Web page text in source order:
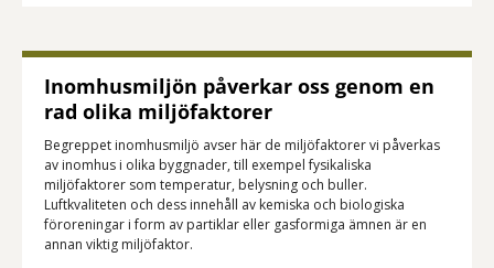
Inomhusmiljön påverkar oss genom en
rad olika miljöfaktorer
Begreppet inomhusmiljö avser här de miljöfaktorer vi påverkas
av inomhus i olika byggnader, till exempel fysikaliska
miljöfaktorer som temperatur, belysning och buller.
Luftkvaliteten och dess innehåll av kemiska och biologiska
föroreningar i form av partiklar eller gasformiga ämnen är en
annan viktig miljöfaktor.